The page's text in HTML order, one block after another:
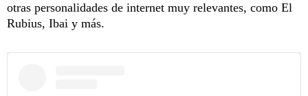
otras personalidades de internet muy relevantes, como El
Rubius, Ibai y más.